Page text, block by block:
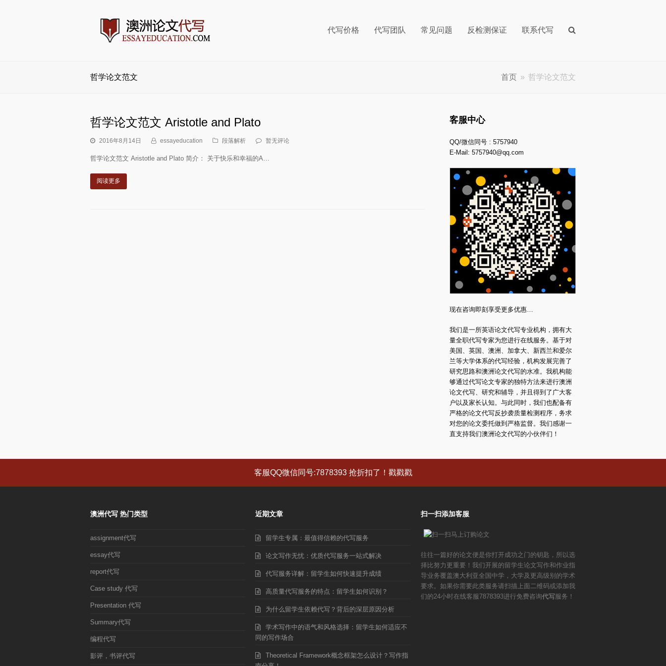
代写价格 代写团队 常见问题 反检测保证 联系代写
哲学论文范文 首页 » 哲学论文范文
哲学论文范文 Aristotle and Plato
2016年8月14日 essayeducation 段落解析 暂无评论
哲学论文范文 Aristotle and Plato 简介： 关于快乐和幸福的A…
阅读更多
客服中心
QQ/微信同号 : 5757940
E-Mail:5757940@qq.com
现在咨询即刻享受更多优惠…
我们是一所英语论文代写专业机构，拥有大
量全职代写专家为您进行在线服务。基于对
美国、英国、澳洲、加拿大、新西兰和爱尔
兰等大学体系的代写经验，机构发展完善了
研究思路和澳洲论文代写的水准。我机构能
够通过代写论文专家的独特方法来进行澳洲
论文代写、研究和辅导，并且得到了广大客
户以及家长认知。与此同时，我们也配备有
严格的论文代写反抄袭质量检测程序，务求
对您的论文委托做到严格监督。我们感谢一
直支持我们澳洲论文代写的小伙伴们！
客服QQ微信同号:7878393 抢折扣了！戳戳戳
澳洲代写 热门类型
assignment代写
essay代写
report代写
Case study 代写
Presentation 代写
Summary代写
编程代写
影评，书评代写
近期文章
留学生专属：最值得信赖的代写服务
论文写作无忧：优质代写服务一站式解决
代写服务详解：留学生如何快速提升成绩
高质量代写服务的特点：留学生如何识别？
为什么留学生依赖代写？背后的深层原因分析
学术写作中的语气和风格选择：留学生如何适应不
同的写作场合
Theoretical Framework概念框架怎么设计？写作指
扫一扫添加客服
往往一篇好的论文便是你打开成功之门的钥匙，所以选
择比努力更重要！我们开展的留学生论文写作和作业指
导业务覆盖澳大利亚全国中学，大学及更高级别的学术
要求。如果你需要此类服务请扫描上面二维码或添加我
们的24小时在线客服7878393进行免费咨询代写 服务！